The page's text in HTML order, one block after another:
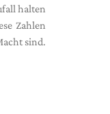
halten
Zahlen
sind.